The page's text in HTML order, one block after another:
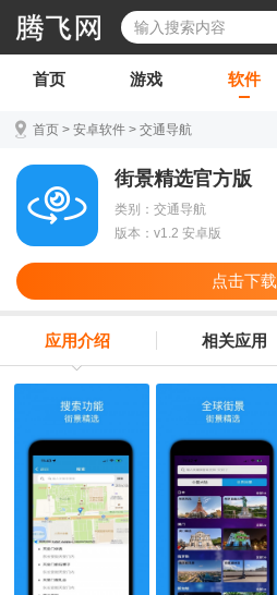
首页 游戏 软件
首页 > 安卓软件 > 交通导航
街景精选官方版
类别：交通导航
版本：v1.2 安卓版
点击下载
应用介绍 相关应用